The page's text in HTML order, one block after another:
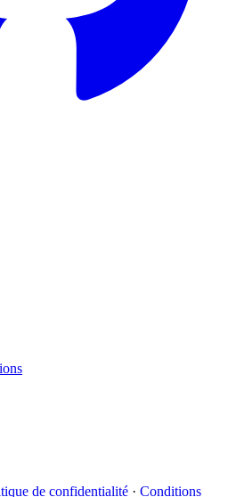
de confidentialité · Conditions